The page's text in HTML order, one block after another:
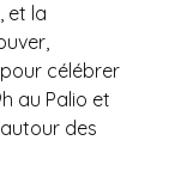
et la
célébrer
au Palio et
des